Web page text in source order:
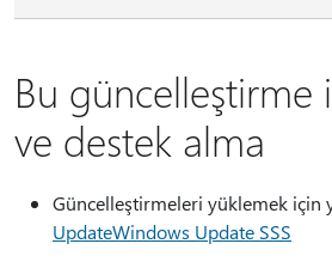
Bu güncelleştirme
ve destek alma
Güncelleştirmeleri yüklemek için
UpdateWindows Update SSS